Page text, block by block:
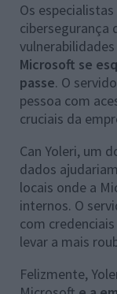
Os
cibersegurança
Microsoft se
passe. O
pessoa com
cruciais da
Can Yoleri, um
dados
locais onde a
internos. O
com
levar a mais
Felizmente,